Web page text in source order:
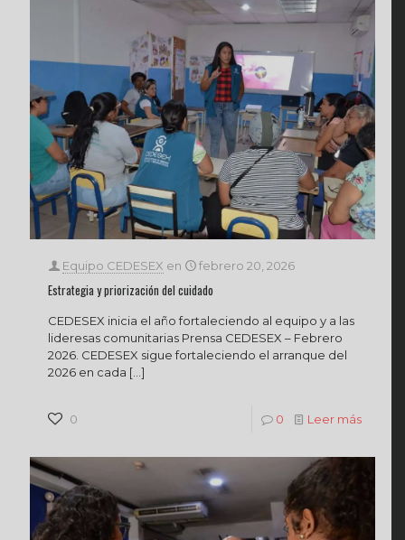
Equipo CEDESEX en febrero 20, 2026
Estrategia y priorización del cuidado
CEDESEX inicia el año fortaleciendo al equipo y a las
lideresas comunitarias Prensa CEDESEX – Febrero
2026. CEDESEX sigue fortaleciendo el arranque del
2026 en cada […]
0 0 Leer más